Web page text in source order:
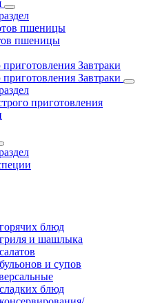
пшеницы
пшеницы
Завтраки
Завтраки
приготовления
блюд
и шашлыка
и супов
блюд